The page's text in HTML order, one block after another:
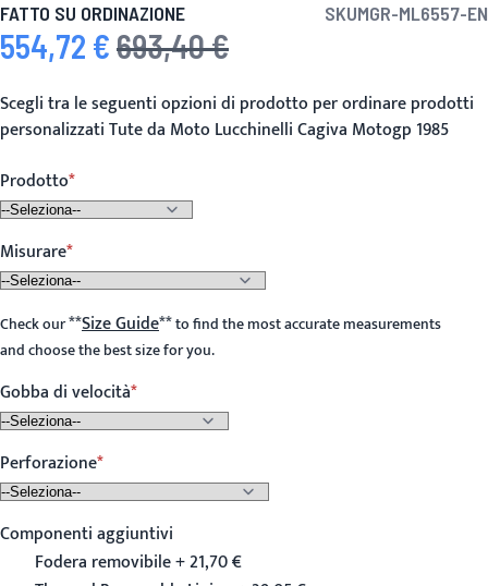
FATTO SU ORDINAZIONE SKUMGR-ML6557-EN
Prezzo speciale
554,72 € Prezzo predefinito
693,40 €
Scegli tra le seguenti opzioni di prodotto per ordinare prodotti
personalizzati Tute da Moto Lucchinelli Cagiva Motogp 1985
Prodotto
Misurare
Check our**Size Guide**to find the most accurate measurements
and choose the best size for you.
Gobba di velocità
Perforazione
Componenti aggiuntivi
Fodera removibile + 21,70 €